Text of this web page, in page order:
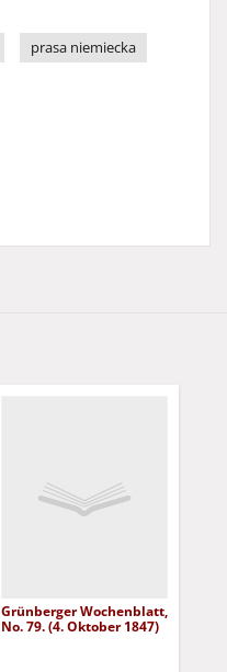
prasa niemiecka
Grünberger Wochenblatt,
No. 79. (4. Oktober 1847)